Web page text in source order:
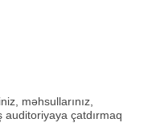
məhsullarınız,
auditoriyaya çatdırmaq